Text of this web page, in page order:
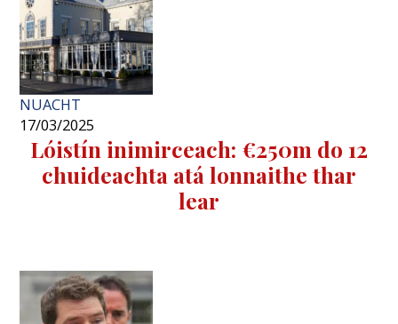
NUACHT
17/03/2025
Lóistín inimirceach: €250m do 12
chuideachta atá lonnaithe thar
lear